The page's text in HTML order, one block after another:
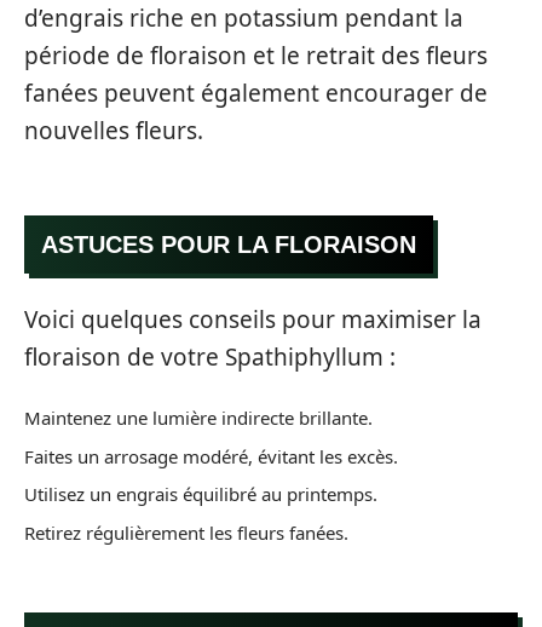
d’engrais riche en potassium pendant la
période de floraison et le retrait des fleurs
fanées peuvent également encourager de
nouvelles fleurs.
ASTUCES POUR LA FLORAISON
Voici quelques conseils pour maximiser la
floraison de votre Spathiphyllum :
Maintenez une lumière indirecte brillante.
Faites un arrosage modéré, évitant les excès.
Utilisez un engrais équilibré au printemps.
Retirez régulièrement les fleurs fanées.